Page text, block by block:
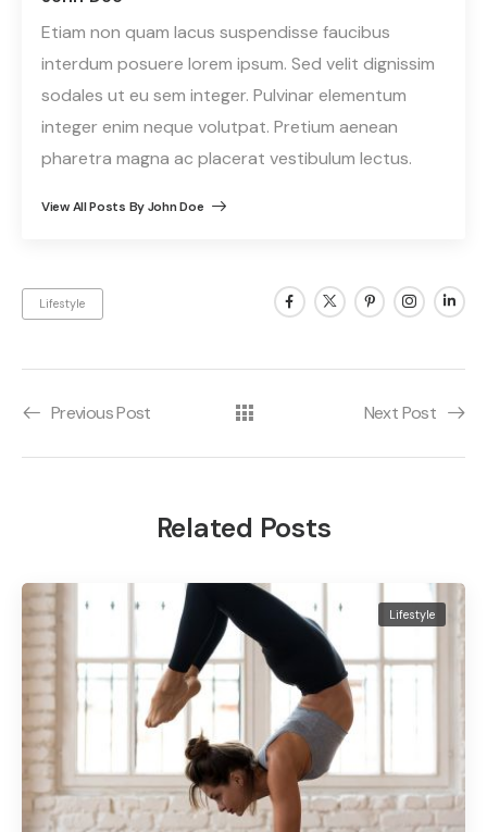
Etiam non quam lacus suspendisse faucibus
interdum posuere lorem ipsum. Sed velit dignissim
sodales ut eu sem integer. Pulvinar elementum
integer enim neque volutpat. Pretium aenean
pharetra magna ac placerat vestibulum lectus.
View All Posts By John Doe
Lifestyle
Previous Post Next Post
Related Posts
Lifestyle